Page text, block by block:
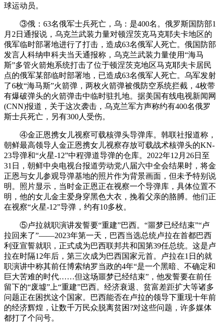
球运动员。
③俄：63名俄军士兵死亡，乌：是400名。俄罗斯国防部1
月2日通报说，乌克兰武装力量对顿涅茨克马克耶夫卡地区的
俄军临时部署地进行了打击，造成63名俄军人死亡。俄国防部
发言人科纳申科夫当天通报称，乌克兰武装力量使用“海马
斯”多管火箭炮系统打击了位于顿涅茨克地区马克耶夫卡居民
点的俄军某部临时部署地，已造成63名俄军人死亡。乌军发射
了6枚“海马斯”火箭弹，两枚火箭弹被俄防空系统拦截，4枚带
有爆破弹头的火箭弹击中临时驻扎地。据美国有线电视新闻网
(CNN)报道，关于这次袭击，乌克兰军方声称约有400名俄罗
斯士兵死亡，另有300人受伤。
④金正恩携女儿视察可载核弹头导弹库。韩联社报道称，
朝鲜最高领导人金正恩携女儿视察存放可载战术核弹头的KN-
23导弹和“火星-12”中程弹道导弹的仓库。2022年12月26日至
31日，朝鲜中央电视台报道劳动党八届六中全会结果时，将金
正恩与女儿参观导弹基地的照片作为背景画面，但未予特别说
明。照片显示，当时金正恩正在视察一个导弹库，具体位置不
明，他的女儿金主爱身穿黑色大衣，挽着父亲的胳膊。他们正
在视察“火星-12”导弹，约有10多枚。
⑤卢拉就职演讲发誓要“重建”巴西。“噩梦已经结束”“卢
拉回来了”——2023年第一天，巴西当选总统卢拉在首都巴西
利亚宣誓就职，正式成为巴西联邦共和国第39任总统。这是卢
拉在时隔12年后，第三次成为巴西国家元首。卢拉在1日的就
职演讲中称其前任博索纳罗当政的4年“是一个黑暗、不确定和
巨大苦难的时代……但这场噩梦已经结束”，他发誓要在前任
留下的“废墟”上“重建”巴西。经济衰退、贫富差距扩大等诸多
问题正在困扰这个国家。巴西能否在卢拉的领导下重现十年前
的经济辉煌，让数千万民众脱离贫困?对这些问题，许多媒体
都打了个问号。